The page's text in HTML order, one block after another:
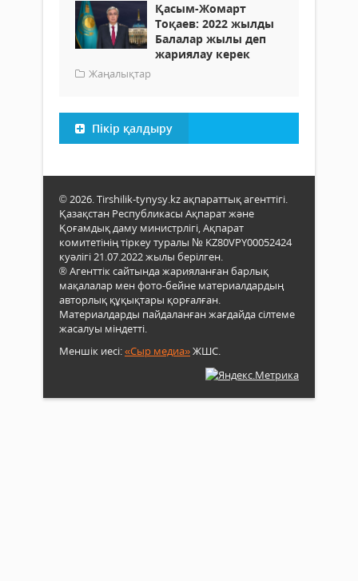
Қасым-Жомарт
Тоқаев: 2022 жылды
Балалар жылы деп
жариялау керек
Жаңалықтар
Пікір қалдыру
© 2026. Tirshilik-tynysy.kz ақпараттық агенттігі.
Қазақстан Республикасы Ақпарат және
Қоғамдық даму министрлігі, Ақпарат
комитетінің тіркеу туралы № KZ80VPY00052424
куәлігі 21.07.2022 жылы берілген.
® Агенттік сайтында жарияланған барлық
мақалалар мен фото-бейне материалдардың
авторлық құқықтары қорғалған.
Материалдарды пайдаланған жағдайда сілтеме
жасалуы міндетті.
Меншік иесі:«Сыр медиа»ЖШС.